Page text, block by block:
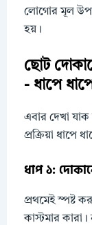
লোগোর মূল
হয়।
ছোট
- ধাপে
এবার দেখা
প্রক্রিয়া ধাপে
ধাপ ১:
প্রথমেই স্পষ্ট
কাস্টমার